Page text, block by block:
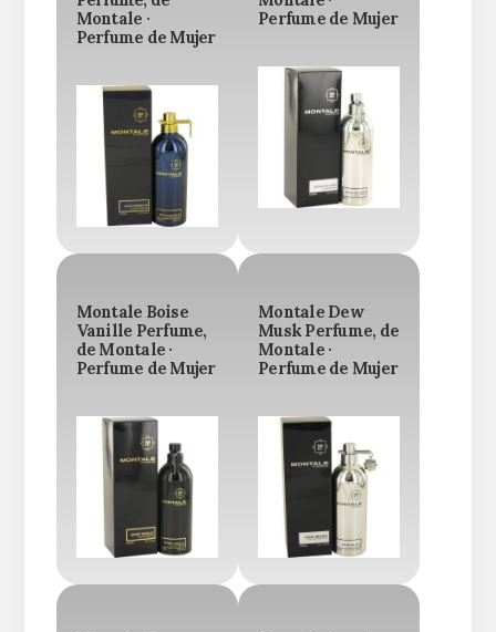
Montale ·
Perfume de Mujer
Perfume de Mujer
Montale Boise
Vanille Perfume,
de Montale ·
Perfume de Mujer
Montale Dew
Musk Perfume, de
Montale ·
Perfume de Mujer